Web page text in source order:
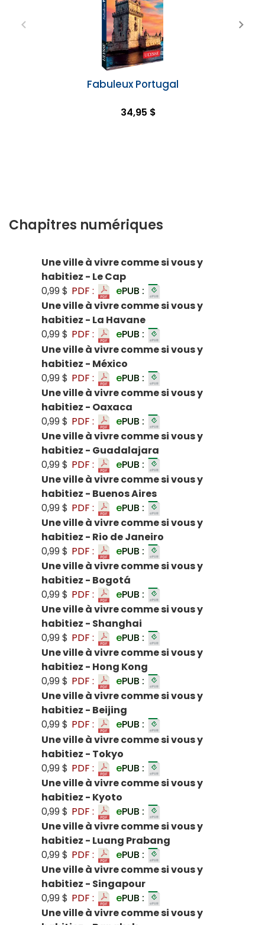
Fabuleux Portugal
34,95 $
Chapitres numériques
Une ville à vivre comme si vous y
habitiez - Le Cap
0,99 $ PDF : ePUB :
Une ville à vivre comme si vous y
habitiez - La Havane
0,99 $ PDF : ePUB :
Une ville à vivre comme si vous y
habitiez - México
0,99 $ PDF : ePUB :
Une ville à vivre comme si vous y
habitiez - Oaxaca
0,99 $ PDF : ePUB :
Une ville à vivre comme si vous y
habitiez - Guadalajara
0,99 $ PDF : ePUB :
Une ville à vivre comme si vous y
habitiez - Buenos Aires
0,99 $ PDF : ePUB :
Une ville à vivre comme si vous y
habitiez - Rio de Janeiro
0,99 $ PDF : ePUB :
Une ville à vivre comme si vous y
habitiez - Bogotá
0,99 $ PDF : ePUB :
Une ville à vivre comme si vous y
habitiez - Shanghai
0,99 $ PDF : ePUB :
Une ville à vivre comme si vous y
habitiez - Hong Kong
0,99 $ PDF : ePUB :
Une ville à vivre comme si vous y
habitiez - Beijing
0,99 $ PDF : ePUB :
Une ville à vivre comme si vous y
habitiez - Tokyo
0,99 $ PDF : ePUB :
Une ville à vivre comme si vous y
habitiez - Kyoto
0,99 $ PDF : ePUB :
Une ville à vivre comme si vous y
habitiez - Luang Prabang
0,99 $ PDF : ePUB :
Une ville à vivre comme si vous y
habitiez - Singapour
0,99 $ PDF : ePUB :
Une ville à vivre comme si vous y